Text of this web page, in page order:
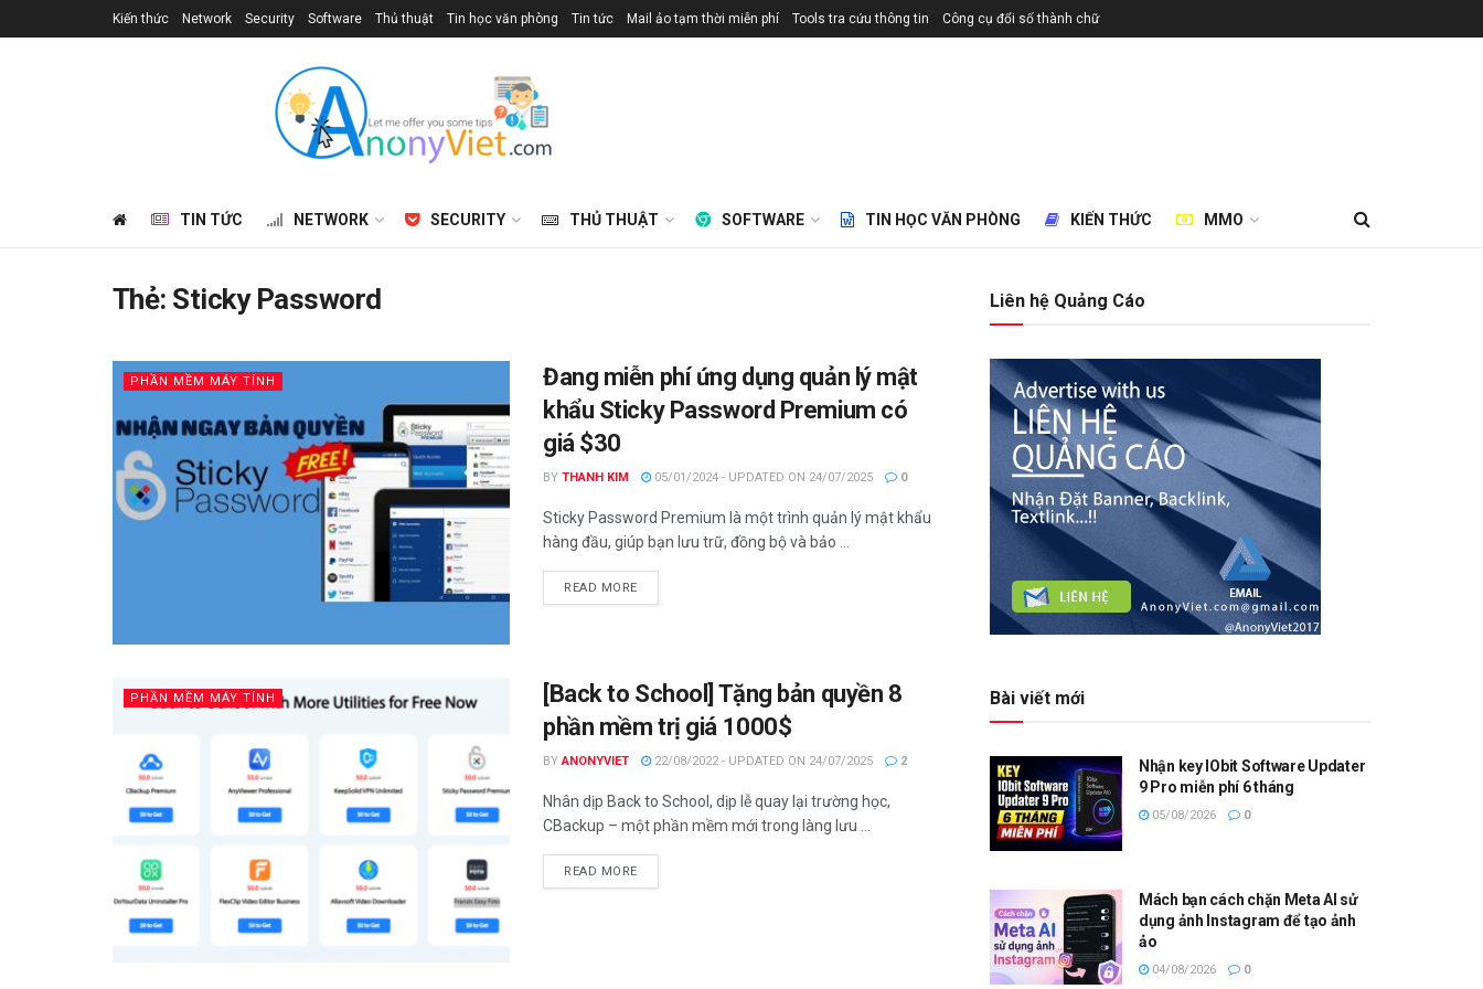
Kiến thức Network Security Software Thủ thuật Tin học văn phòng Tin tức Mail ảo tạm thời miễn phí Tools tra cứu thông tin Công cụ đổi số thành chữ
TIN TỨC NETWORK SECURITY THỦ THUẬT SOFTWARE TIN HỌC VĂN PHÒNG KIẾN THỨC MMO
Thẻ: Sticky Password
PHẦN MỀM MÁY TÍNH
Đang miễn phí ứng dụng quản lý mật
khẩu Sticky Password Premium có
giá $30
BY THANH KIM 05/01/2024 - UPDATED ON 24/07/2025 0
Sticky Password Premium là một trình quản lý mật khẩu
hàng đầu, giúp bạn lưu trữ, đồng bộ và bảo ...
READ MOREDETAILS
PHẦN MỀM MÁY TÍNH
[Back to School] Tặng bản quyền 8
phần mềm trị giá 1000$
BY ANONYVIET 22/08/2022 - UPDATED ON 24/07/2025 2
Nhân dịp Back to School, dịp lễ quay lại trường học,
CBackup – một phần mềm mới trong làng lưu ...
READ MOREDETAILS
Liên hệ Quảng Cáo
Bài viết mới
Nhận key IObit Software Updater
9 Pro miễn phí 6 tháng
05/08/2026 0
Mách bạn cách chặn Meta AI sử
dụng ảnh Instagram để tạo ảnh
ảo
04/08/2026 0